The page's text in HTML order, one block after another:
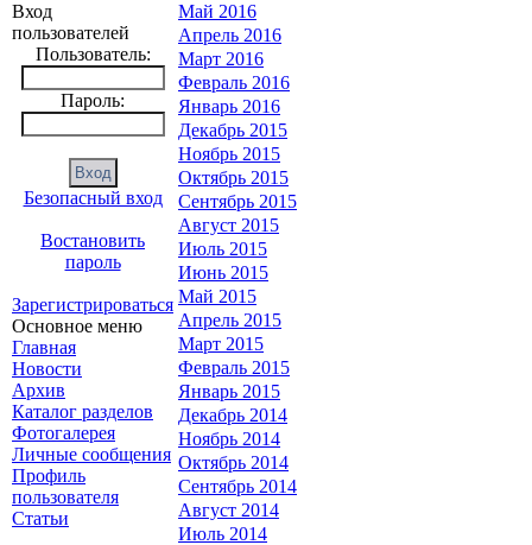
Вход
пользователей
Пользователь:
Пароль:
Безопасный вход
Востановить
пароль
Зарегистрироваться
Основное меню
Главная
Новости
Архив
Каталог разделов
Фотогалерея
Личные сообщения
Профиль
пользователя
Статьи
Май 2016
Апрель 2016
Март 2016
Февраль 2016
Январь 2016
Декабрь 2015
Ноябрь 2015
Октябрь 2015
Сентябрь 2015
Август 2015
Июль 2015
Июнь 2015
Май 2015
Апрель 2015
Март 2015
Февраль 2015
Январь 2015
Декабрь 2014
Ноябрь 2014
Октябрь 2014
Сентябрь 2014
Август 2014
Июль 2014